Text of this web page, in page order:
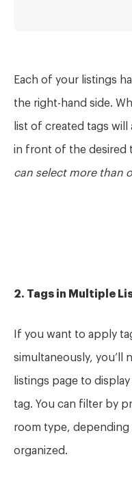
Each of your listings
the right-hand side.
list of created tags will
in front of the desired
can select more than
2. Tags in Multiple
If you want to apply
simultaneously, you’ll
listings page to
tag. You can filter by
room type, depending
organized.